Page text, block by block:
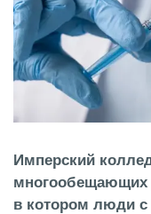
Имперский
многообещающих
в котором люди